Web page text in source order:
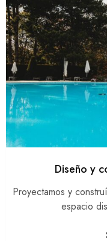
Diseño y
Proyectamos y
espacio